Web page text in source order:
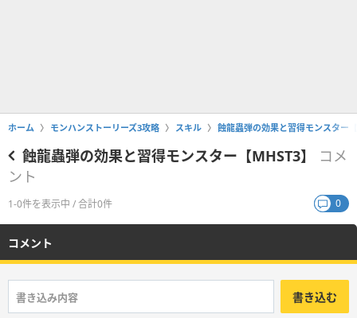
ホーム モンハンストーリーズ3攻略 スキル 蝕龍蟲弾の効果と習得モンスター
蝕龍蟲弾の効果と習得モンスター【MHST3】
コメ
ント
1-0件を表示中 / 合計0件 0
コメント
書き込む